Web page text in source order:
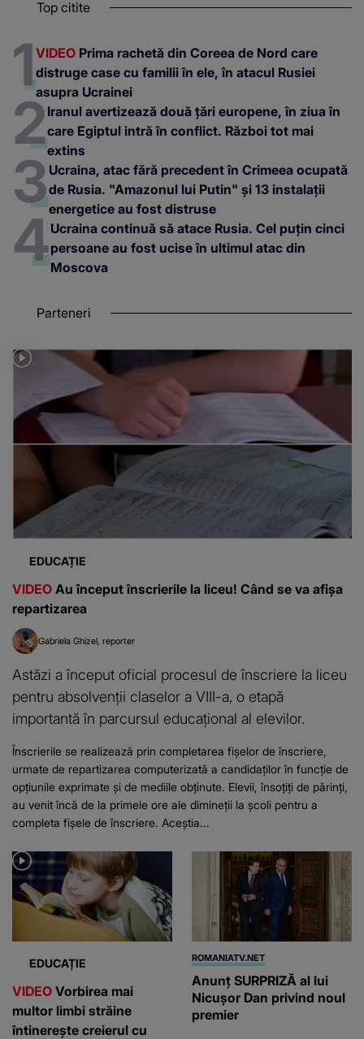
Top citite
VIDEO Prima rachetă din Coreea de Nord care
distruge case cu familii în ele, în atacul Rusiei
asupra Ucrainei
Iranul avertizează două țări europene, în ziua în
care Egiptul intră în conflict. Război tot mai
extins
Ucraina, atac fără precedent în Crimeea ocupată
de Rusia. "Amazonul lui Putin" și 13 instalații
energetice au fost distruse
Ucraina continuă să atace Rusia. Cel puțin cinci
persoane au fost ucise în ultimul atac din
Moscova
Parteneri
EDUCAȚIE
VIDEO Au început înscrierile la liceu! Când se va afișa
repartizarea
Gabriela Ghizel reporter
Astăzi a început oficial procesul de înscriere la liceu
pentru absolvenții claselor a VIII-a, o etapă
importantă în parcursul educațional al elevilor.
Înscrierile se realizează prin completarea fișelor de înscriere,
urmate de repartizarea computerizată a candidaților în funcție de
opțiunile exprimate și de mediile obținute. Elevii, însoțiți de părinți,
au venit încă de la primele ore ale dimineții la școli pentru a
completa fișele de înscriere. Aceștia...
EDUCAȚIE
VIDEO Vorbirea mai
multor limbi străine
întinerește creierul cu
ROMANIATV.NET
Anunţ SURPRIZĂ al lui
Nicuşor Dan privind noul
premier